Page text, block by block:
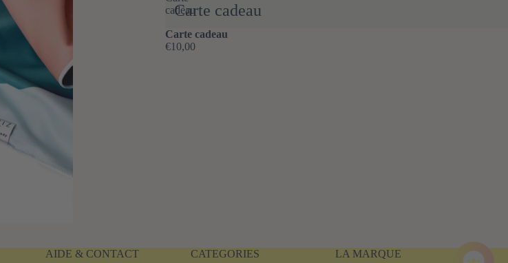
cadeau
Carte cadeau
Carte cadeau
€10,00
AIDE & CONTACT CATEGORIES LA MARQUE